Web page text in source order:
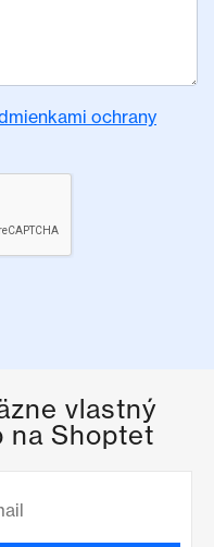
ochrany
vlastný
na Shoptet